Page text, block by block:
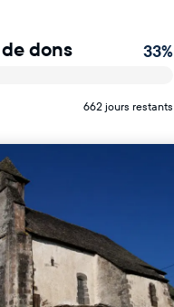
de dons 33%
662 jours restants